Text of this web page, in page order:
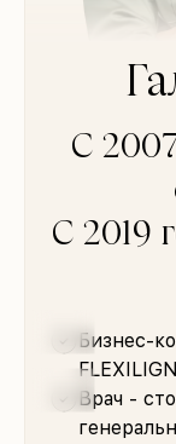
С
С 2019
Бизнес-
Врач -